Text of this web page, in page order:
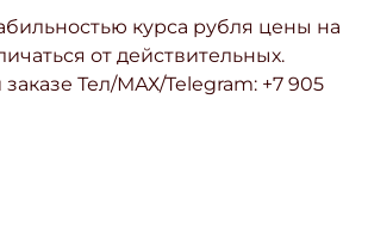
курса рубля цены на
от действительных.
Тел/МАХ/Telegram: +7 905